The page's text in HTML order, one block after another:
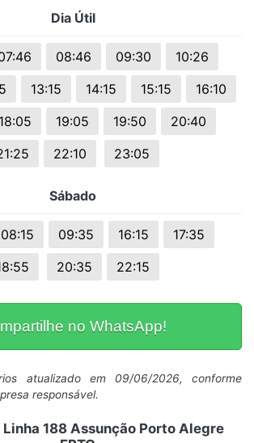
Dia Útil
08:46 09:30
10:26
13:15 14:15 15:15
16:10
18:05 19:05 19:50
20:40
22:10 23:05
Sábado
08:15 09:35 16:15
17:35
20:35 22:15
no WhatsApp!
atualizado em 09/06/2026, conforme
responsável.
188 Assunção Porto Alegre